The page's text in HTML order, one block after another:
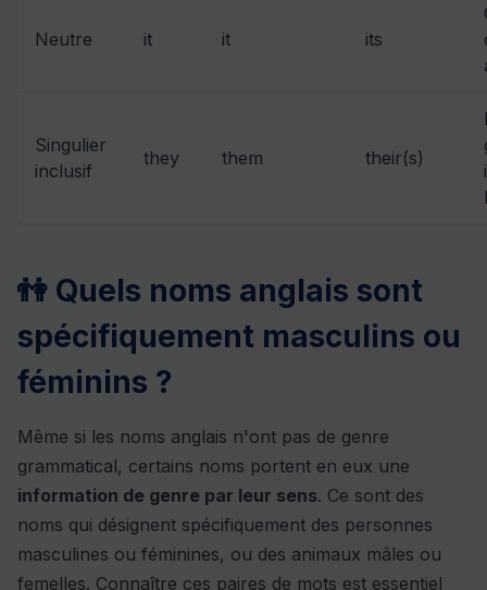
Neutre it it its
Singulier
inclusif
they them their(s)
👫 Quels noms anglais sont
spécifiquement masculins ou
féminins ?
Même si les noms anglais n'ont pas de genre
grammatical, certains noms portent en eux une
information de genre par leur sens. Ce sont des
noms qui désignent spécifiquement des personnes
masculines ou féminines, ou des animaux mâles ou
femelles. Connaître ces paires de mots est essentiel